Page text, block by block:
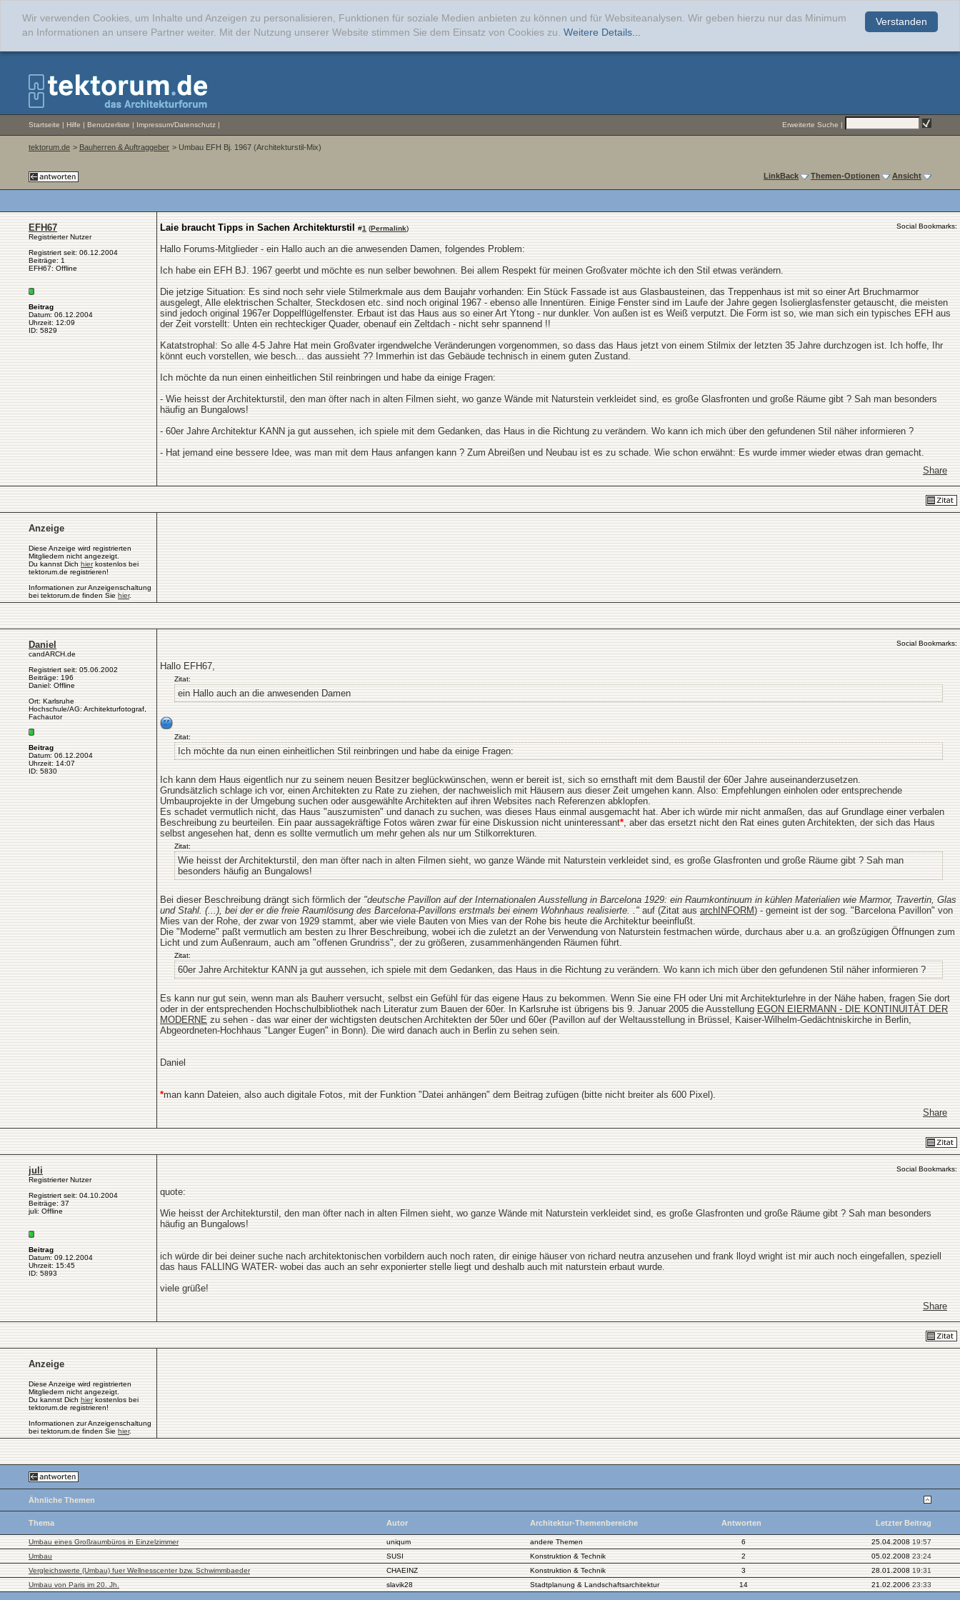
Verstanden
Wir verwenden Cookies, um Inhalte und Anzeigen zu personalisieren, Funktionen für soziale Medien anbieten zu können und für Websiteanalysen. Wir geben hierzu nur das Minimum
an Informationen an unsere Partner weiter. Mit der Nutzung unserer Website stimmen Sie dem Einsatz von Cookies zu. Weitere Details...
Startseite | Hilfe | Benutzerliste | Impressum/Datenschutz | Erweiterte Suche |
tektorum.de > Bauherren & Auftraggeber > Umbau EFH Bj. 1967 (Architekturstil-Mix)
LinkBack Themen-Optionen Ansicht
EFH67
Registrierter Nutzer
Registriert seit: 06.12.2004
Beiträge: 1
EFH67: Offline
Beitrag
Datum: 06.12.2004
Uhrzeit: 12:09
ID: 5829
Laie braucht Tipps in Sachen Architekturstil #1 (Permalink) Social Bookmarks:
Hallo Forums-Mitglieder - ein Hallo auch an die anwesenden Damen, folgendes Problem:
Ich habe ein EFH BJ. 1967 geerbt und möchte es nun selber bewohnen. Bei allem Respekt für meinen Großvater möchte ich den Stil etwas verändern.
Die jetzige Situation: Es sind noch sehr viele Stilmerkmale aus dem Baujahr vorhanden: Ein Stück Fassade ist aus Glasbausteinen, das Treppenhaus ist mit so einer Art Bruchmarmor
ausgelegt, Alle elektrischen Schalter, Steckdosen etc. sind noch original 1967 - ebenso alle Innentüren. Einige Fenster sind im Laufe der Jahre gegen Isolierglasfenster getauscht, die meisten
sind jedoch original 1967er Doppelflügelfenster. Erbaut ist das Haus aus so einer Art Ytong - nur dunkler. Von außen ist es Weiß verputzt. Die Form ist so, wie man sich ein typisches EFH aus
der Zeit vorstellt: Unten ein rechteckiger Quader, obenauf ein Zeltdach - nicht sehr spannend !!
Katatstrophal: So alle 4-5 Jahre Hat mein Großvater irgendwelche Veränderungen vorgenommen, so dass das Haus jetzt von einem Stilmix der letzten 35 Jahre durchzogen ist. Ich hoffe, Ihr
könnt euch vorstellen, wie besch... das aussieht ?? Immerhin ist das Gebäude technisch in einem guten Zustand.
Ich möchte da nun einen einheitlichen Stil reinbringen und habe da einige Fragen:
- Wie heisst der Architekturstil, den man öfter nach in alten Filmen sieht, wo ganze Wände mit Naturstein verkleidet sind, es große Glasfronten und große Räume gibt ? Sah man besonders
häufig an Bungalows!
- 60er Jahre Architektur KANN ja gut aussehen, ich spiele mit dem Gedanken, das Haus in die Richtung zu verändern. Wo kann ich mich über den gefundenen Stil näher informieren ?
- Hat jemand eine bessere Idee, was man mit dem Haus anfangen kann ? Zum Abreißen und Neubau ist es zu schade. Wie schon erwähnt: Es wurde immer wieder etwas dran gemacht.
Share
Anzeige
Diese Anzeige wird registrierten
Mitgliedern nicht angezeigt.
Du kannst Dich hierkostenlos bei
tektorum.de registrieren!
Informationen zur Anzeigenschaltung
bei tektorum.de finden Sie hier.
Daniel
candARCH.de
Registriert seit: 05.06.2002
Beiträge: 196
Daniel: Offline
Ort: Karlsruhe
Hochschule/AG: Architekturfotograf,
Fachautor
Beitrag
Datum: 06.12.2004
Uhrzeit: 14:07
ID: 5830
Social Bookmarks:
Hallo EFH67,
Zitat:
ein Hallo auch an die anwesenden Damen
Zitat:
Ich möchte da nun einen einheitlichen Stil reinbringen und habe da einige Fragen:
Ich kann dem Haus eigentlich nur zu seinem neuen Besitzer beglückwünschen, wenn er bereit ist, sich so ernsthaft mit dem Baustil der 60er Jahre auseinanderzusetzen.
Grundsätzlich schlage ich vor, einen Architekten zu Rate zu ziehen, der nachweislich mit Häusern aus dieser Zeit umgehen kann. Also: Empfehlungen einholen oder entsprechende
Umbauprojekte in der Umgebung suchen oder ausgewählte Architekten auf ihren Websites nach Referenzen abklopfen.
Es schadet vermutlich nicht, das Haus "auszumisten" und danach zu suchen, was dieses Haus einmal ausgemacht hat. Aber ich würde mir nicht anmaßen, das auf Grundlage einer verbalen
Beschreibung zu beurteilen. Ein paar aussagekräftige Fotos wären zwar für eine Diskussion nicht uninteressant*, aber das ersetzt nicht den Rat eines guten Architekten, der sich das Haus
selbst angesehen hat, denn es sollte vermutlich um mehr gehen als nur um Stilkorrekturen.
Zitat:
Wie heisst der Architekturstil, den man öfter nach in alten Filmen sieht, wo ganze Wände mit Naturstein verkleidet sind, es große Glasfronten und große Räume gibt ? Sah man
besonders häufig an Bungalows!
Bei dieser Beschreibung drängt sich förmlich der "deutsche Pavillon auf der Internationalen Ausstellung in Barcelona 1929: ein Raumkontinuum in kühlen Materialien wie Marmor, Travertin, Glas
und Stahl. (...), bei der er die freie Raumlösung des Barcelona-Pavillons erstmals bei einem Wohnhaus realisierte. ." auf (Zitat aus archINFORM) - gemeint ist der sog. "Barcelona Pavillon" von
Mies van der Rohe, der zwar von 1929 stammt, aber wie viele Bauten von Mies van der Rohe bis heute die Architektur beeinflußt.
Die "Moderne" paßt vermutlich am besten zu Ihrer Beschreibung, wobei ich die zuletzt an der Verwendung von Naturstein festmachen würde, durchaus aber u.a. an großzügigen Öffnungen zum
Licht und zum Außenraum, auch am "offenen Grundriss", der zu größeren, zusammenhängenden Räumen führt.
Zitat:
60er Jahre Architektur KANN ja gut aussehen, ich spiele mit dem Gedanken, das Haus in die Richtung zu verändern. Wo kann ich mich über den gefundenen Stil näher informieren ?
Es kann nur gut sein, wenn man als Bauherr versucht, selbst ein Gefühl für das eigene Haus zu bekommen. Wenn Sie eine FH oder Uni mit Architekturlehre in der Nähe haben, fragen Sie dort
oder in der entsprechenden Hochschulbibliothek nach Literatur zum Bauen der 60er. In Karlsruhe ist übrigens bis 9. Januar 2005 die Ausstellung EGON EIERMANN - DIE KONTINUITÄT DER
MODERNE zu sehen - das war einer der wichtigsten deutschen Architekten der 50er und 60er (Pavillon auf der Weltausstellung in Brüssel, Kaiser-Wilhelm-Gedächtniskirche in Berlin,
Abgeordneten-Hochhaus "Langer Eugen" in Bonn). Die wird danach auch in Berlin zu sehen sein.
Daniel
*man kann Dateien, also auch digitale Fotos, mit der Funktion "Datei anhängen" dem Beitrag zufügen (bitte nicht breiter als 600 Pixel).
Share
juli
Registrierter Nutzer
Registriert seit: 04.10.2004
Beiträge: 37
juli: Offline
Beitrag
Datum: 09.12.2004
Uhrzeit: 15:45
ID: 5893
Social Bookmarks:
quote:
Wie heisst der Architekturstil, den man öfter nach in alten Filmen sieht, wo ganze Wände mit Naturstein verkleidet sind, es große Glasfronten und große Räume gibt ? Sah man besonders
häufig an Bungalows!
ich würde dir bei deiner suche nach architektonischen vorbildern auch noch raten, dir einige häuser von richard neutra anzusehen und frank lloyd wright ist mir auch noch eingefallen, speziell
das haus FALLING WATER- wobei das auch an sehr exponierter stelle liegt und deshalb auch mit naturstein erbaut wurde.
viele grüße!
Share
Anzeige
Diese Anzeige wird registrierten
Mitgliedern nicht angezeigt.
Du kannst Dich hierkostenlos bei
tektorum.de registrieren!
Informationen zur Anzeigenschaltung
bei tektorum.de finden Sie hier.
Ähnliche Themen
Thema Autor Architektur-Themenbereiche Antworten Letzter Beitrag
Umbau eines Großraumbüros in Einzelzimmer uniqum andere Themen 6 25.04.2008 19:57
Umbau
SUSI Konstruktion & Technik 2 05.02.2008 23:24
Vergleichswerte (Umbau) fuer Wellnesscenter bzw. Schwimmbaeder
CHAEINZ Konstruktion & Technik 3 28.01.2008 19:31
Umbau von Paris im 20. Jh.
slavik28 Stadtplanung & Landschaftsarchitektur 14 21.02.2006 23:33